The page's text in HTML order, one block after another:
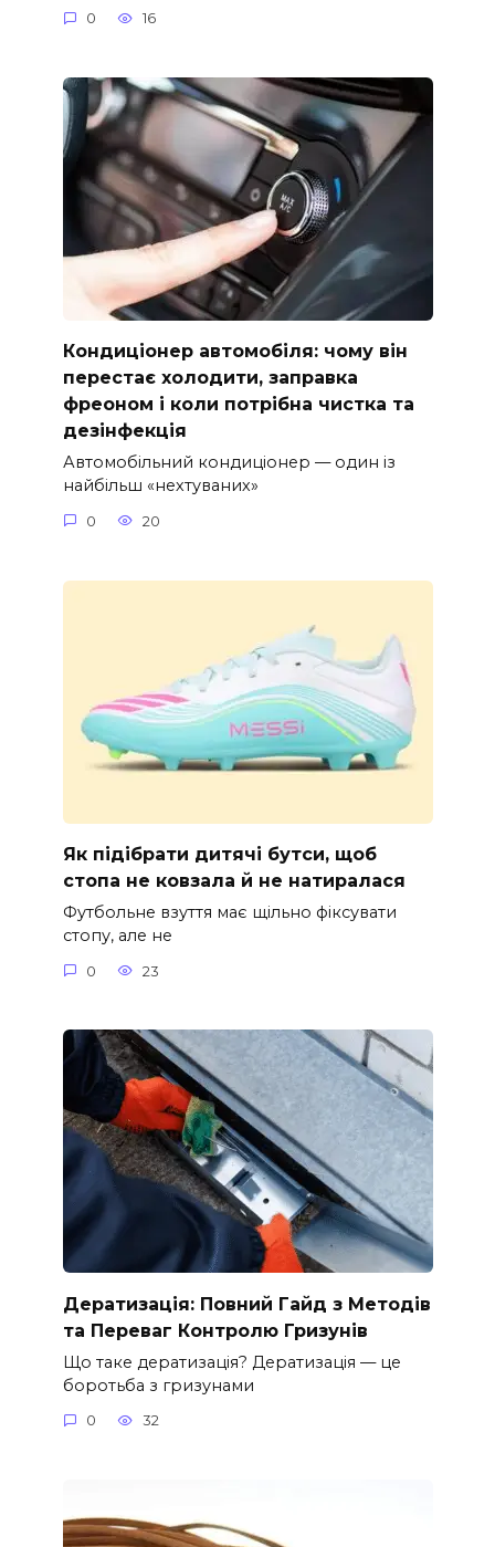
0 16
Кондиціонер автомобіля: чому він
перестає холодити, заправка
фреоном і коли потрібна чистка та
дезінфекція
Автомобільний кондиціонер — один із
найбільш «нехтуваних»
0 20
Як підібрати дитячі бутси, щоб
стопа не ковзала й не натиралася
Футбольне взуття має щільно фіксувати
стопу, але не
0 23
Дератизація: Повний Гайд з Методів
та Переваг Контролю Гризунів
Що таке дератизація? Дератизація — це
боротьба з гризунами
0 32